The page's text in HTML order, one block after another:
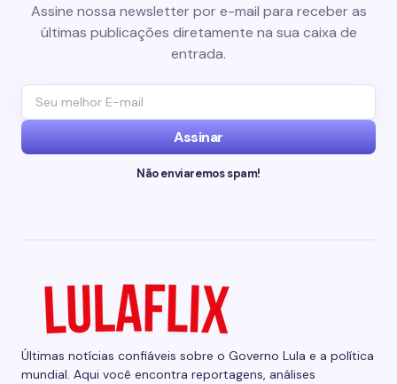
Assine nossa newsletter por e-mail para receber as
últimas publicações diretamente na sua caixa de
entrada.
Assinar
Não enviaremos spam!
Últimas notícias confiáveis sobre o Governo Lula e a política
mundial. Aqui você encontra reportagens, análises